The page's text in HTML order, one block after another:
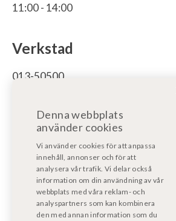
11:00 - 14:00
Verkstad
013-50500
bodelsverkstad@fritidsfordonost.se
För motorservice/reparation:
motorverkstad@kpmf.nu
För garantiärenden:
bodelsverkstad@fritidsfordonost.se
Denna webbplats
använder cookies
Vi använder cookies för att anpassa
innehåll, annonser och för att
analysera vår trafik. Vi delar också
information om din användning av vår
webbplats med våra reklam- och
analyspartners som kan kombinera
den med annan information som du